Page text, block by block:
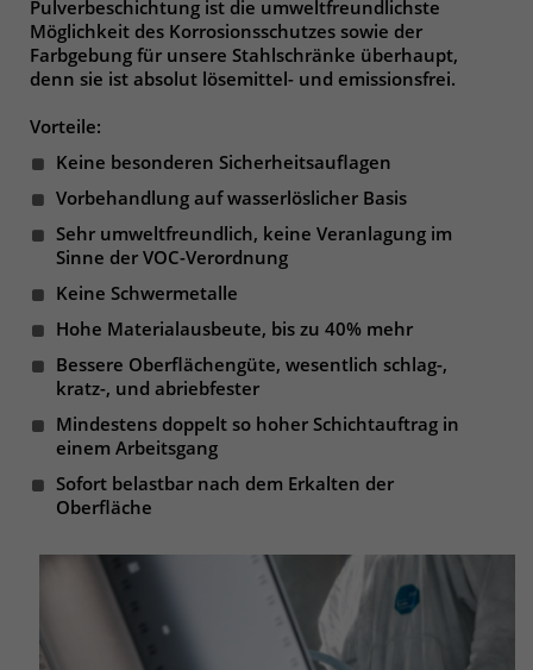
Pulverbeschichtung ist die umweltfreundlichste
Möglichkeit des Korrosionsschutzes sowie der
Farbgebung für unsere Stahlschränke überhaupt,
denn sie ist absolut lösemittel- und emissionsfrei.
Vorteile:
Keine besonderen Sicherheitsauflagen
Vorbehandlung auf wasserlöslicher Basis
Sehr umweltfreundlich, keine Veranlagung im
Sinne der VOC-Verordnung
Keine Schwermetalle
Hohe Materialausbeute, bis zu 40% mehr
Bessere Oberflächengüte, wesentlich schlag-,
kratz-, und abriebfester
Mindestens doppelt so hoher Schichtauftrag in
einem Arbeitsgang
Sofort belastbar nach dem Erkalten der
Oberfläche